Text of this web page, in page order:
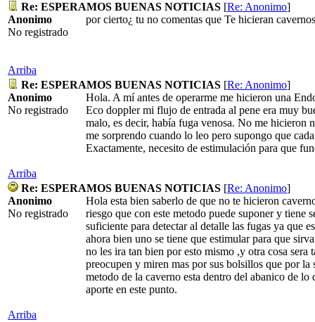
Re: ESPERAMOS BUENAS NOTICIAS [Re: Anonimo]
Anonimo
No registrado
por cierto¿ tu no comentas que Te hicieran
Arriba
Re: ESPERAMOS BUENAS NOTICIAS [Re: Anonimo]
Anonimo
No registrado
Hola. A mí antes de operarme me hicieron una
Eco doppler mi flujo de entrada al pene era muy
malo, es decir, había fuga venosa. No me hicieron
me sorprendo cuando lo leo pero supongo que
Exactamente, necesito de estimulación para que
Arriba
Re: ESPERAMOS BUENAS NOTICIAS [Re: Anonimo]
Anonimo
No registrado
Hola esta bien saberlo de que no te hicieron
riesgo que con este metodo puede suponer y tiene
suficiente para detectar al detalle las fugas ya que
ahora bien uno se tiene que estimular para que
no les ira tan bien por esto mismo ,y otra cosa sera
preocupen y miren mas por sus bolsillos que por la
metodo de la caverno esta dentro del abanico de lo
aporte en este punto.
Arriba